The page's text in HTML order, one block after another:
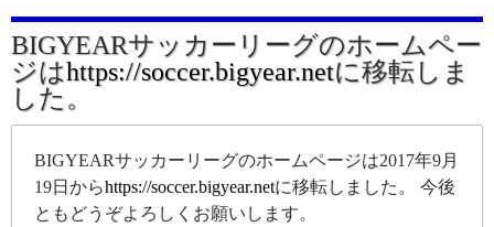
BIGYEARサッカーリーグのホームペー
ジはhttps://soccer.bigyear.netに移転しま
した。
BIGYEARサッカーリーグのホームページは2017年9月
19日からhttps://soccer.bigyear.netに移転しました。 今後
ともどうぞよろしくお願いします。